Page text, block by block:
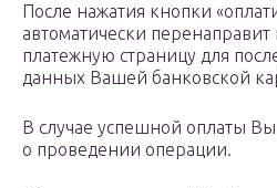
После нажатия кнопки
автоматически
платежную страницу для
данных Вашей банковской
В случае успешной оплаты
о проведении операции.